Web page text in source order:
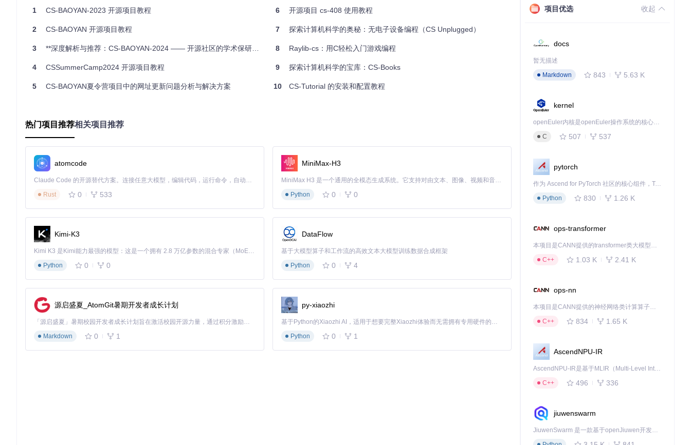
from config import
    config = load_config(
'config/config.yaml')
    app.run()
if __name__ == '__main__':
from config import load_config
from app import create_app
main(): 主函数，负责加载配置并创建应用实例，然后启动应用。
3. 项目的配置文件介绍
配置文件位于config/目录下，主要的配置文件是config.yaml。该文件包含项目的各种配置参数，如数据库连接、日志级别等。以下是 config.yam
的基本结构：
database:
host:
port:
3306
'root'
password:
'password'
name: 'dbname'
logging:
level: 'INFO'
...
database: 数据库配置，包含数据库的主机、端口、用户名、密码和数据库名。
1 CS-BAOYAN-2023 开源项目教程
2 CS-BAOYAN 开源项目教程
3 **深度解析与推荐：CS-BAOYAN-2024 —— 开源社区的学术保研指南**
4 CSSummerCamp2024 开源项目教程
5 CS-BAOYAN夏令营项目中的网址更新问题分析与解决方案
6 开源项目 cs-408 使用教程
7 探索计算机科学的奥秘：无电子设备编程（CS Unplugged）
8 Raylib-cs：用C轻松入门游戏编程
9 探索计算机科学的宝库：CS-Books
10 CS-Tutorial 的安装和配置教程
热门项目推荐相关项目推荐
atomcode
Claude Code 的开源替代方案。连接任意大模型，编辑代码，运行命令，自动验证 — 全自动执行。用 Rust 构建，极致性能。 ｜ An open-source alternative to Claude Code. Connect any LLM, edit code, run commands, and verify changes — autonomously. Built in Rust for speed. Get Started
Rust
0 533
MiniMax-H3
MiniMax H3 是一个通用的全模态生成系统。它支持对由文本、图像、视频和音频组成的多模态上下文进行统一理解，并能生成分辨率高达 2K、时长可达 15 秒的带原生立体声音频的视频。得益于面向任务泛化的系统设计，H3 在预训练阶段就已具备广泛的多模态上下文理解与生成能力，能够出色地执行复杂的多模态指令。
Python
0 0
Kimi-K3
Kimi K3 是Kimi能力最强的模型：这是一个拥有 2.8 万亿参数的混合专家（MoE）模型，具备原生视觉理解能力，并支持 100 万 token 的上下文窗口。
Python
0 0
DataFlow
基于大模型算子和工作流的高效文本大模型训练数据合成框架
Python
0 4
源启盛夏_AtomGit暑期开发者成长计划
「源启盛夏」暑期校园开发者成长计划旨在激活校园开源力量，通过积分激励、认证扶持、资源倾斜等形式，引导高校组织和开发者完成「入驻 — 建项目 — 做贡献 — 获认证 — 得资源」的完整闭环。无论你是想带领社团入驻平台的组织者，还是希望用代码贡献证明自己的开发者，都能在这里找到属于你的成长路径。
Markdown
0 1
py-xiaozhi
基于Python的Xiaozhi AI，适用于想要完整Xiaozhi体验而无需拥有专用硬件的用户。
Python
0 1
项目优选 收起
docs
暂无描述
Markdown
843 5.63 K
kernel
openEuler内核是openEuler操作系统的核心，既是系统性能与稳定性的基石，也是连接处理器、设备与服务的桥梁。
C
507 537
pytorch
作为 Ascend for PyTorch 社区的核心组件，TorchNPU 是昇腾专为 PyTorch 打造的深度学习适配插件，使 PyTorch 框架能够直接调用昇腾 NPU，为开发者提供昇腾 AI 处理器的超强算力。
Python
830 1.26 K
ops-transformer
本项目是CANN提供的transformer类大模型算子库，实现网络在NPU上加速计算。
C++
1.03 K 2.41 K
ops-nn
本项目是CANN提供的神经网络类计算算子库，实现网络在NPU上加速计算。
C++
834 1.65 K
AscendNPU-IR
AscendNPU-IR是基于MLIR（Multi-Level Intermediate Representation）构建的，面向昇腾亲和算子编译时使用的中间表示，提供昇腾完备表达能力，通过编译优化提升昇腾AI处理器计算效率，支持通过生态框架使能昇腾AI处理器与深度调优
C++
496 336
jiuwenswarm
JiuwenSwarm 是一款基于openJiuwen开发的智能AI Agent，它能够将大语言模型的强大能力，通过你日常使用的各类通讯应用，直接延伸至你的指尖。